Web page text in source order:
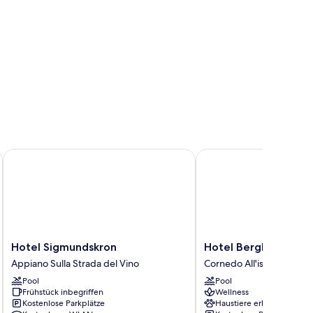
Hotel
Sigmundskron
Appiano
Sulla
Strada
del
Hotel Sigmundskron
Appiano Sulla Strada del Vino
Pool
Frühstück inbegriffen
Kostenlose Parkplätze
Hotel Sigmundskron
Hotel
Berghang
Cornedo
All'isarco
Hotel Berghang
Cornedo All'isarco
Pool
Wellness
Haustiere erlaubt
Hotel Berghang